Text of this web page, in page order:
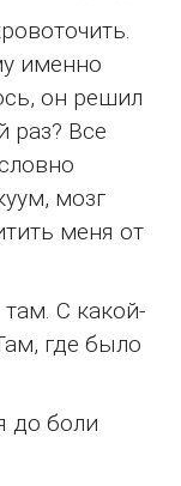
именно
он решил
раз? Все
мозг
меня от
С какой-
где было
до боли